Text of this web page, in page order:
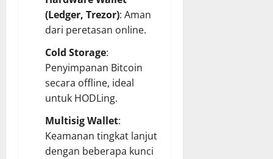
(Ledger, Trezor): Aman
dari peretasan online.
Cold Storage:
Penyimpanan Bitcoin
secara offline, ideal
untuk HODLing.
Multisig Wallet:
Keamanan tingkat lanjut
dengan beberapa kunci